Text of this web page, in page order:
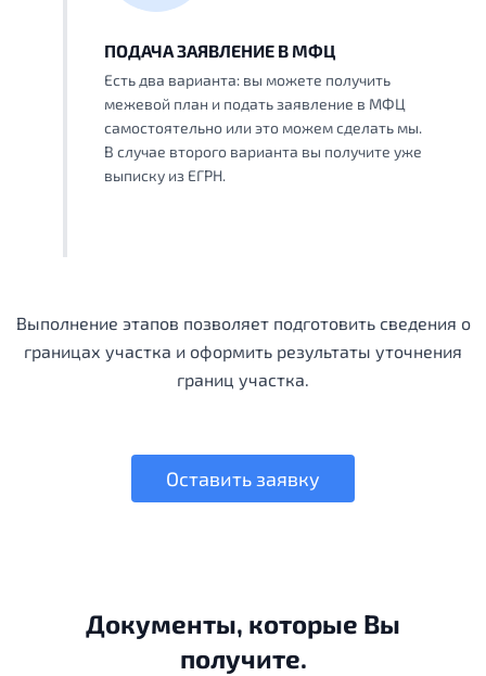
ПОДАЧА ЗАЯВЛЕНИЕ В МФЦ
Есть два варианта: вы можете получить
межевой план и подать заявление в МФЦ
самостоятельно или это можем сделать мы.
В случае второго варианта вы получите уже
выписку из ЕГРН.
Выполнение этапов позволяет подготовить сведения о
границах участка и оформить результаты уточнения
границ участка.
Оставить заявку
Документы, которые Вы
получите.